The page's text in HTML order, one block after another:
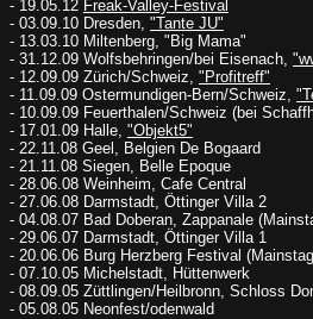
- 19.05.12 Freak-Valley-Festival
- 03.09.10 Dresden, "Tante JU"
- 13.03.10 Miltenberg, "Big Mama"
- 31.12.09 Wolfsbehringen/bei Eisenach,
- 12.09.09 Zürich/Schweiz, "Profitreff"
- 11.09.09 Ostermundigen-Bern/Schweiz,
- 10.09.09 Feuerthalen/Schweiz (bei
- 17.01.09 Halle, "Objekt5"
- 22.11.08 Geel, Belgien De Bogaard
- 21.11.08 Siegen, Belle Epoque
- 28.06.08 Weinheim, Cafe Central
- 27.06.08 Darmstadt, Öttinger Villa 2
- 04.08.07 Bad Doberan, Zappanale
- 29.06.07 Darmstadt, Öttinger Villa 1
- 20.06.06 Burg Herzberg Festival
- 07.10.05 Michelstadt, Hüttenwerk
- 08.09.05 Züttlingen/Heilbronn, Schloss
- 05.08.05 Neonfest/odenwald